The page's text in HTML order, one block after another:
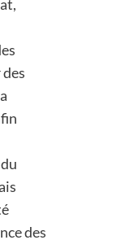
des